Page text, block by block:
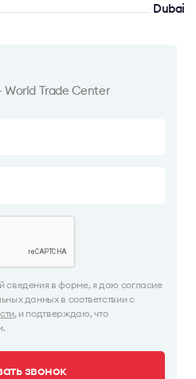
Dubai
World Trade Center
сведения в форме, я даю согласие
данных в соответствии с
, и подтверждаю, что
звонок